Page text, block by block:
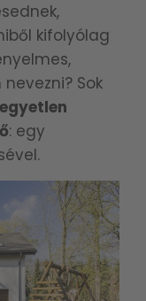
kifolyólag
Sok
egyetlen
: egy